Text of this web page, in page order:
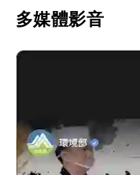
多媒體影音